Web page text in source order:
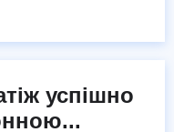
успішно